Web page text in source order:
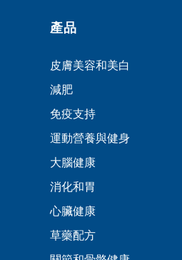
產品
皮膚美容和美白
減肥
免疫支持
運動營養與健身
大腦健康
消化和胃
心臟健康
草藥配方